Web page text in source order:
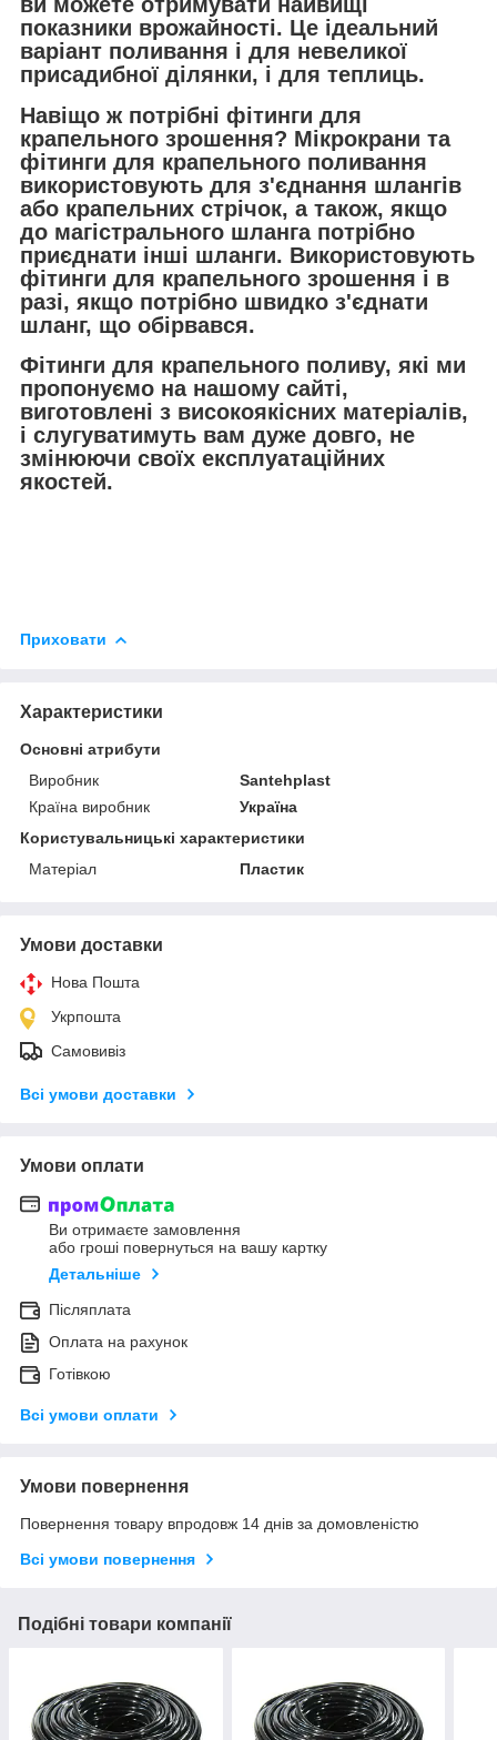
показники врожайності. Це ідеальний
варіант поливання і для невеликої
присадибної ділянки, і для теплиць.
Навіщо ж потрібні фітинги для
крапельного зрошення? Мікрокрани та
фітинги для крапельного поливання
використовують для з'єднання шлангів
або крапельних стрічок, а також, якщо
до магістрального шланга потрібно
приєднати інші шланги. Використовують
фітинги для крапельного зрошення і в
разі, якщо потрібно швидко з'єднати
шланг, що обірвався.
Фітинги для крапельного поливу, які ми
пропонуємо на нашому сайті,
виготовлені з високоякісних матеріалів,
і слугуватимуть вам дуже довго, не
змінюючи своїх експлуатаційних
якостей.
Приховати
Характеристики
Основні атрибути
Виробник
Santehplast
Країна виробник
Україна
Користувальницькі характеристики
Матеріал
Пластик
Умови доставки
Нова Пошта
Укрпошта
Самовивіз
Всі умови доставки
Умови оплати
Ви отримаєте замовлення
або гроші повернуться на вашу картку
Детальніше
Післяплата
Оплата на рахунок
Готівкою
Всі умови оплати
Умови повернення
Повернення товару впродовж 14 днів за домовленістю
Всі умови повернення
Подібні товари компанії